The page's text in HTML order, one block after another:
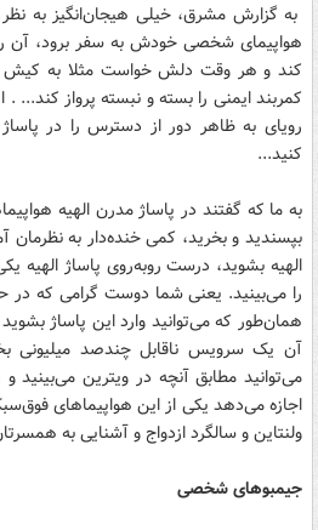
به گزارش مشرق، خیلی هیجان‌انگیز به
هواپیمای شخصی خودش به سفر برود، آن
کند و هر وقت دلش خواست مثلا به کیش
کمربند ایمنی را بسته و نبسته پرواز کند...
رویای به ظاهر دور از دسترس را در
کنید...
به ما که گفتند در پاساژ مدرن الهیه
بپسندید و بخرید، کمی خنده‌دار به نظرمان
الهیه بشوید، درست روبه‌روی پاساژ الهیه
را می‌بینید. یعنی شما دوست گرامی که
همان‌طور که می‌توانید وارد این پاساژ
آن یک سرویس ناقابل چندصد میلیونی
می‌توانید مطابق آنچه در ویترین می‌بینید
اجازه می‌دهد یکی از این هواپیماهای
ولنتاین و سالگرد ازدواج و آشنایی به
جیمبوهای شخصی